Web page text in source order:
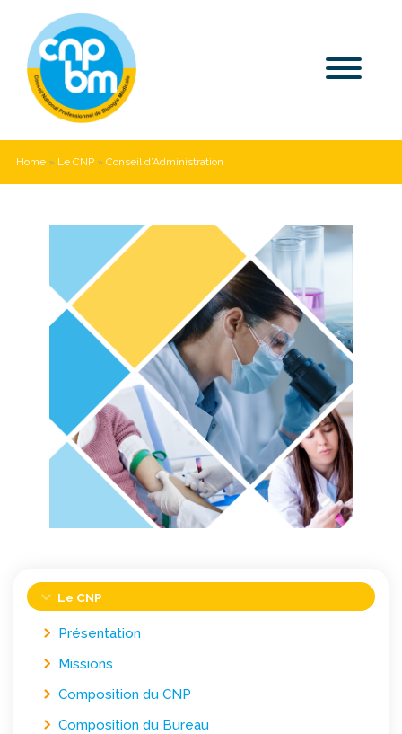
Home » Le CNP » Conseil d’Administration
Le CNP
Présentation
Missions
Composition du CNP
Composition du Bureau